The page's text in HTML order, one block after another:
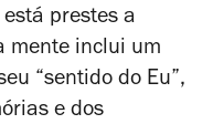
prestes a
mente inclui um
“sentido do Eu”,
e dos